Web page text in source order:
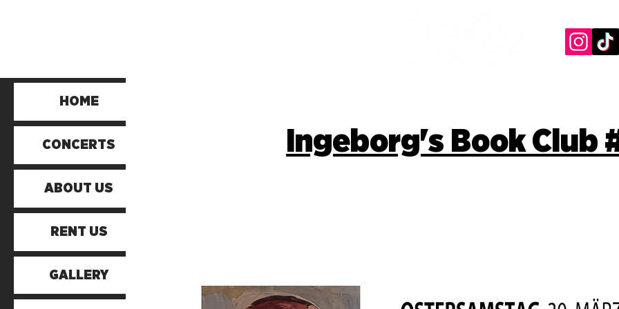
HOME
CONCERTS
ABOUT US
RENT US
GALLERY
Ingeborg's Book Club